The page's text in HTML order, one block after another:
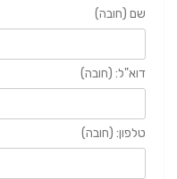
שם (חובה)
דוא"ל: (חובה)
טלפון: (חובה)